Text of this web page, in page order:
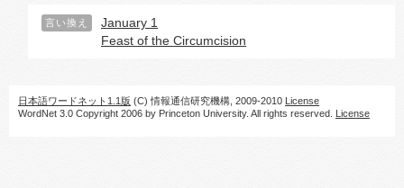
言い換え
January 1
Feast of the Circumcision
日本語ワードネット1.1版 (C) 情報通信研究機構, 2009-2010 License
WordNet 3.0 Copyright 2006 by Princeton University. All rights reserved. License